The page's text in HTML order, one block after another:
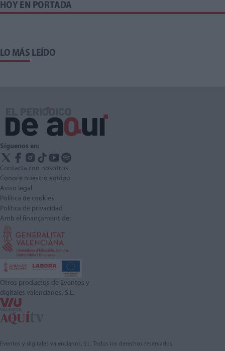
HOY EN PORTADA
LO MÁS LEÍDO
Síguenos en:
Contacta con nosotros
Conoce nuestro equipo
Aviso legal
Política de cookies
Política de privacidad
Amb el finançament de:
Otros productos de Eventos y
digitales valencianos, S.L.
Eventos y digitales valencianos, S.L. Todos los derechos reservados